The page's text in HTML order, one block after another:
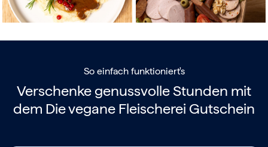
So einfach funktioniert's
Verschenke genussvolle Stunden mit
dem Die vegane Fleischerei Gutschein